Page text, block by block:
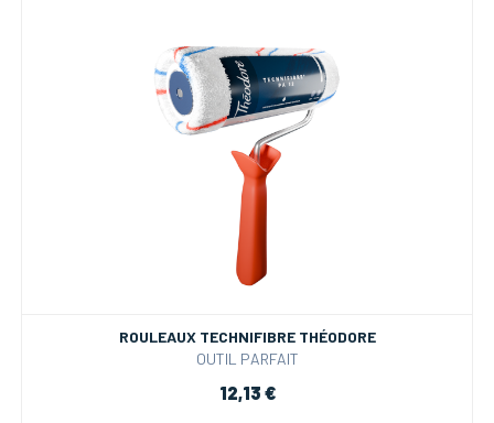
ROULEAUX TECHNIFIBRE THÉODORE
OUTIL PARFAIT
12,13 €